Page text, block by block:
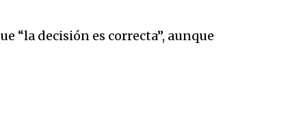
“la decisión es correcta”, aunque